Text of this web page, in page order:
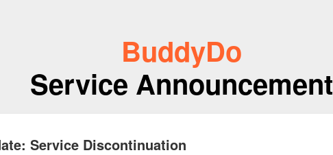
BuddyDo
Service Announcement
Service Discontinuation